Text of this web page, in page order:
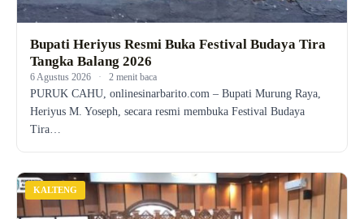
Bupati Heriyus Resmi Buka Festival Budaya Tira
Tangka Balang 2026
6 Agustus 2026 · 2 menit baca
PURUK CAHU, onlinesinarbarito.com – Bupati Murung Raya,
Heriyus M. Yoseph, secara resmi membuka Festival Budaya
Tira…
KALTENG